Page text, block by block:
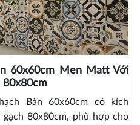
60x60cm Men Matt Với
80x80cm
Bàn 60x60cm có kích
80x80cm, phù hợp cho